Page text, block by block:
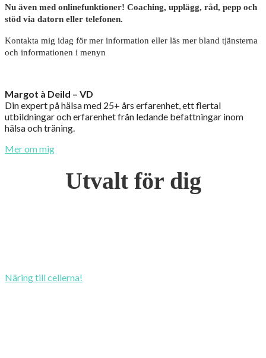
Nu även med onlinefunktioner! Coaching, upplägg, råd, pepp och
stöd via datorn eller telefonen.
Kontakta mig idag för mer information eller läs mer bland tjänsterna
och informationen i menyn
Margot à Deild – VD
Din expert på hälsa med 25+ års erfarenhet, ett flertal
utbildningar och erfarenhet från ledande befattningar inom
hälsa och träning.
Mer om mig
Utvalt för dig
Näring till cellerna!